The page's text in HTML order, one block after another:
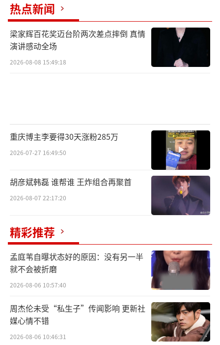
素汐，音乐跨界组合五条人，实力演员段博
文、余皑磊、蒋中炜、陈思宇等共同演绎的生
活寓言轻喜剧《消失的大象》将于今晚7月4日1
9点正式登陆爱奇艺小逗剧场。
热点新闻
梁家辉百花奖迈台阶两次差点摔倒 真情
演讲感动全场
2026-08-08 15:49:18
重庆博主李要得30天涨粉285万
2026-07-27 16:49:50
胡彦斌韩磊 谁帮谁 王炸组合再聚首
2026-08-07 22:17:20
精彩推荐
孟庭苇自曝状态好的原因：没有另一半
就不会被折磨
2026-08-06 10:57:40
周杰伦未受“私生子”传闻影响 更新社
媒心情不错
2026-08-06 10:46:31